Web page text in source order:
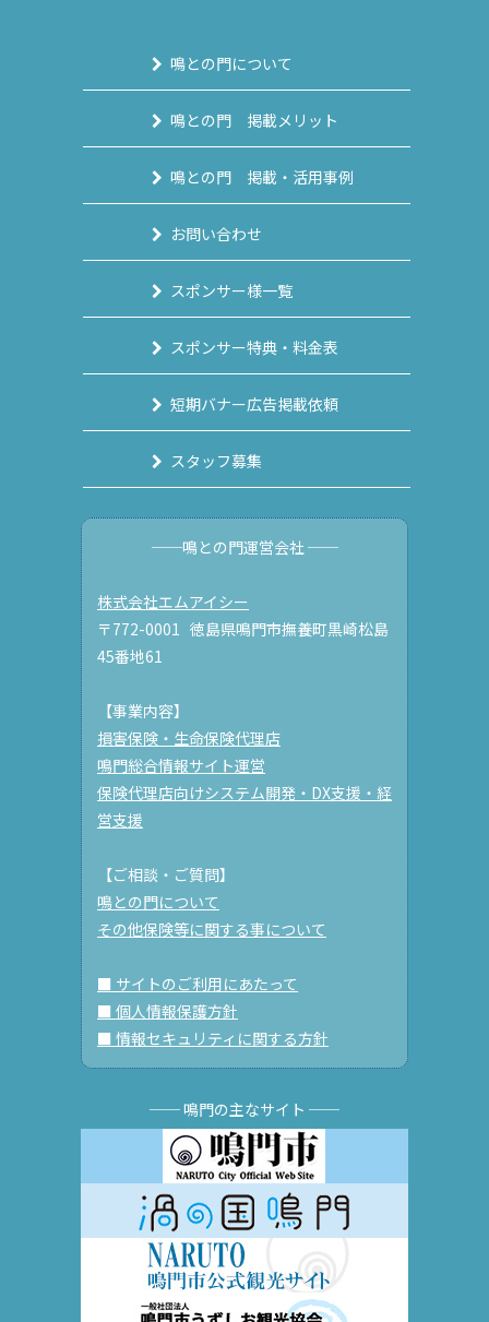
鳴との門について
鳴との門 掲載メリット
鳴との門 掲載・活用事例
お問い合わせ
スポンサー様一覧
スポンサー特典・料金表
短期バナー広告掲載依頼
スタッフ募集
──鳴との門運営会社 ──
株式会社エムアイシー
〒772-0001 徳島県鳴門市撫養町黒崎松島
45番地61
【事業内容】
損害保険・生命保険代理店
鳴門総合情報サイト運営
保険代理店向けシステム開発・DX支援・経
営支援
【ご相談・ご質問】
鳴との門について
その他保険等に関する事について
■ サイトのご利用にあたって
■ 個人情報保護方針
■ 情報セキュリティに関する方針
── 鳴門の主なサイト ──